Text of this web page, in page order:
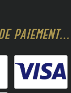
paiement...